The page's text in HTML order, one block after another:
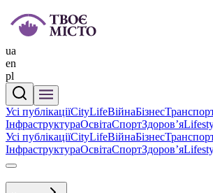
ua
en
pl
Усі публікаціїCityLifeВійнаБізнес
ІнфраструктураОсвітаСпортЗдоровʼя
Усі публікаціїCityLifeВійнаБізнес
ІнфраструктураОсвітаСпортЗдоровʼя